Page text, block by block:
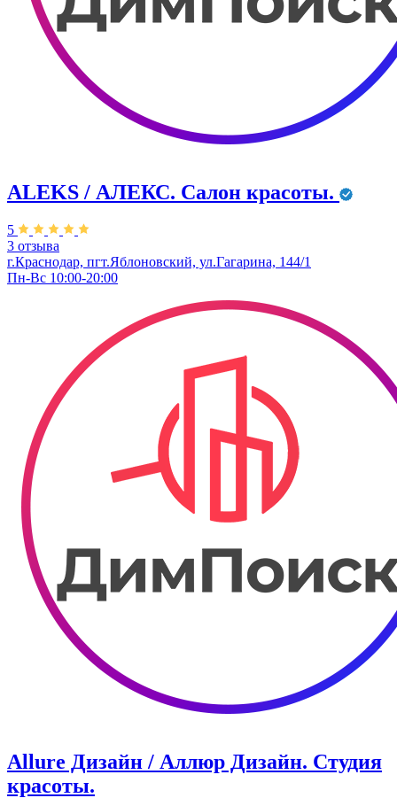
ALEKS / АЛЕКС. Салон красоты.
5
3 отзыва
г.Краснодар, пгт.Яблоновский, ул.Гагарина, 144/1
Пн-Вс 10:00-20:00
Allure Дизайн / Аллюр Дизайн. Студия
красоты.